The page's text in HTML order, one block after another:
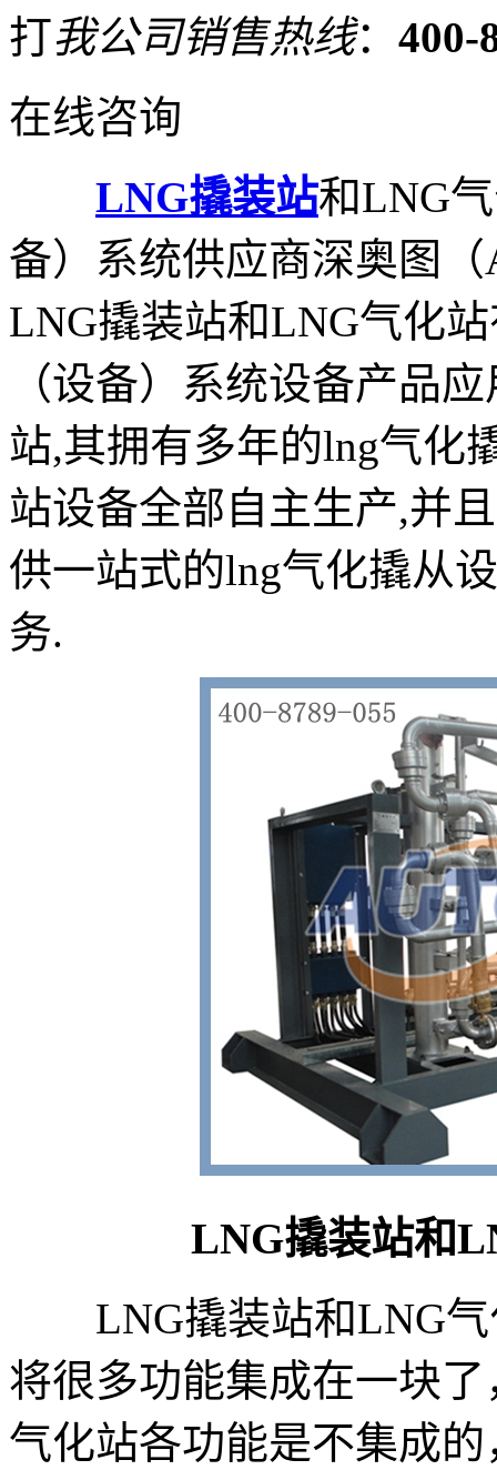
打我公司销售热线： 400-
在线咨询
LNG撬装站和LNG
备）系统供应商深奥图
LNG撬装站和LNG气化
（设备）系统设备产品
站,其拥有多年的lng气化
站设备全部自主生产,并
供一站式的lng气化撬从
务.
LNG撬装站和
LNG撬装站和LNG气
将很多功能集成在一块
气化站各功能是不集成